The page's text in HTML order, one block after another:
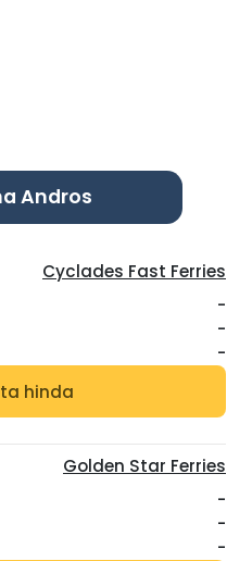
Andros
Cyclades Fast Ferries
-
-
-
hinda
Golden Star Ferries
-
-
-